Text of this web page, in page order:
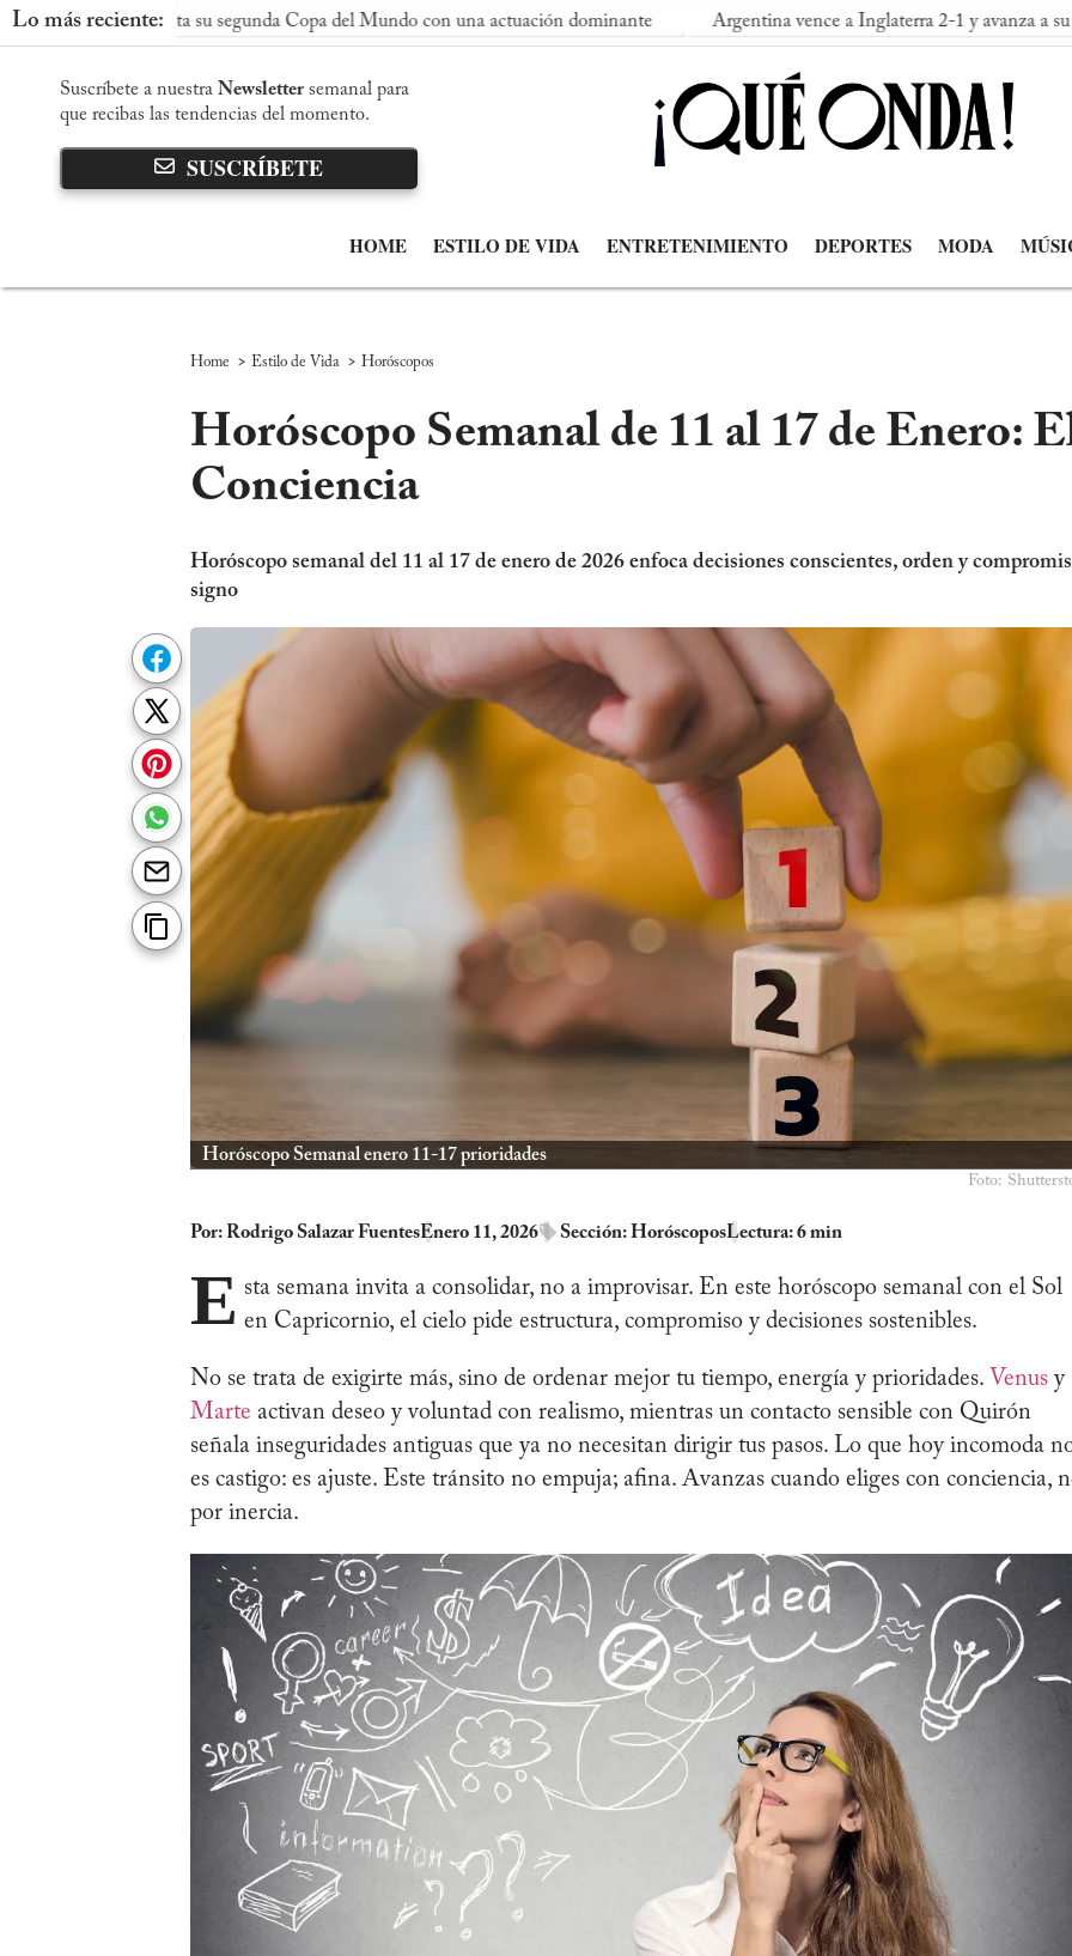
Lo más reciente:
conquista su segunda Copa del Mundo con una actuación dominante Argentina vence a Inglaterra 2-1 y avanza a su segunda
Suscríbete a nuestra Newsletter semanal para
que recibas las tendencias del momento.
SUSCRÍBETE
HOME ESTILO DE VIDA ENTRETENIMIENTO DEPORTES MODA
Home > Estilo de Vida > Horóscopos
Horóscopo Semanal de 11 al 17 de Enero:
Conciencia
Horóscopo semanal del 11 al 17 de enero de 2026 enfoca decisiones conscientes, orden y
signo
Horóscopo Semanal enero 11-17 prioridades
Foto:
Por:Rodrigo Salazar FuentesEnero 11, 2026 Sección:HoróscoposLectura: 6 min
E sta semana invita a consolidar, no a improvisar. En este horóscopo semanal con el Sol
en Capricornio, el cielo pide estructura, compromiso y decisiones sostenibles.
No se trata de exigirte más, sino de ordenar mejor tu tiempo, energía y prioridades. Venus y
Marte activan deseo y voluntad con realismo, mientras un contacto sensible con Quirón
señala inseguridades antiguas que ya no necesitan dirigir tus pasos. Lo que hoy incomoda
es castigo: es ajuste. Este tránsito no empuja; afina. Avanzas cuando eliges con conciencia,
por inercia.